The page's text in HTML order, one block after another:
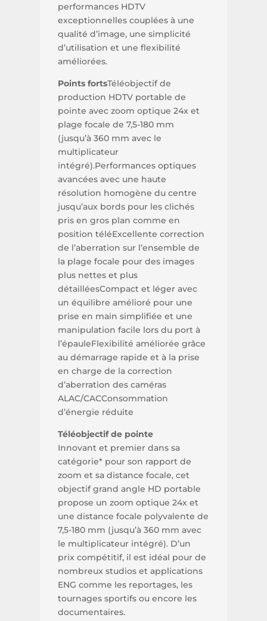
performances HDTV
exceptionnelles couplées à une
qualité d’image, une simplicité
d’utilisation et une flexibilité
améliorées.
Points fortsTéléobjectif de
production HDTV portable de
pointe avec zoom optique 24x et
plage focale de 7,5-180 mm
(jusqu’à 360 mm avec le
multiplicateur
intégré).Performances optiques
avancées avec une haute
résolution homogène du centre
jusqu’aux bords pour les clichés
pris en gros plan comme en
position téléExcellente correction
de l’aberration sur l’ensemble de
la plage focale pour des images
plus nettes et plus
détailléesCompact et léger avec
un équilibre amélioré pour une
prise en main simplifiée et une
manipulation facile lors du port à
l’épauleFlexibilité améliorée grâce
au démarrage rapide et à la prise
en charge de la correction
d’aberration des caméras
ALAC/CACConsommation
d’énergie réduite
Téléobjectif de pointe
Innovant et premier dans sa
catégorie* pour son rapport de
zoom et sa distance focale, cet
objectif grand angle HD portable
propose un zoom optique 24x et
une distance focale polyvalente de
7,5-180 mm (jusqu’à 360 mm avec
le multiplicateur intégré). D’un
prix compétitif, il est idéal pour de
nombreux studios et applications
ENG comme les reportages, les
tournages sportifs ou encore les
documentaires.